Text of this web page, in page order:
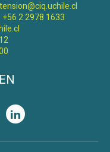
+56 2 2978 1633